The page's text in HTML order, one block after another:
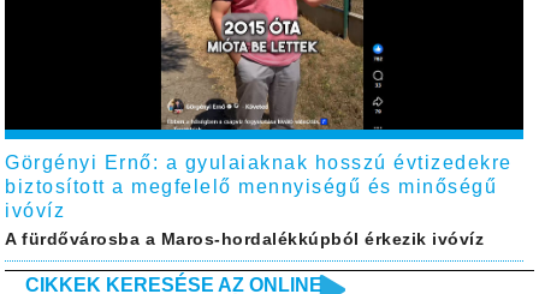
Görgényi Ernő: a gyulaiaknak hosszú évtizedekre
biztosított a megfelelő mennyiségű és minőségű
ivóvíz
A fürdővárosba a Maros-hordalékkúpból érkezik ivóvíz
CIKKEK KERESÉSE AZ ONLINE